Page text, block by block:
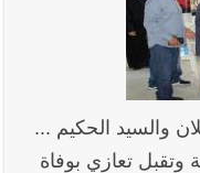
والسيد الحكيم ...
تعازي بوفاة